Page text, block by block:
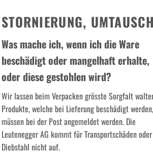
STORNIERUNG,
Was mache ich, wenn ich die Ware
beschädigt oder mangelhaft erhalte,
oder diese gestohlen wird?
Wir lassen beim Verpacken grösste Sorgfalt
Produkte, welche bei Lieferung beschädigt werden,
müssen bei der Post angemeldet werden. Die
Leutenegger AG kommt für Transportschäden oder
Diebstahl nicht auf.